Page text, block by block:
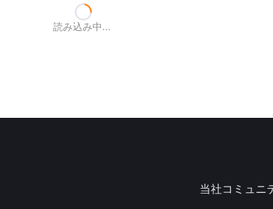
読み込み中...
当社コミュニ